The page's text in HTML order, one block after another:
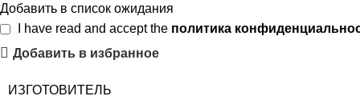
Добавить в список ожидания
I have read and accept the политика
Добавить в избранное
ИЗГОТОВИТЕЛЬ